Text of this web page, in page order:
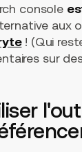
console
aux
! (Qui
sur